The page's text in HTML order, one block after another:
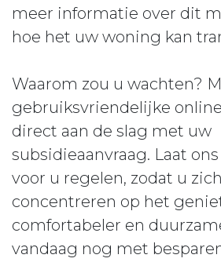
meer informatie over dit
hoe het uw woning kan
Waarom zou u wachten?
gebruiksvriendelijke
direct aan de slag met uw
subsidieaanvraag. Laat
voor u regelen, zodat u
concentreren op het
comfortabeler en
vandaag nog met